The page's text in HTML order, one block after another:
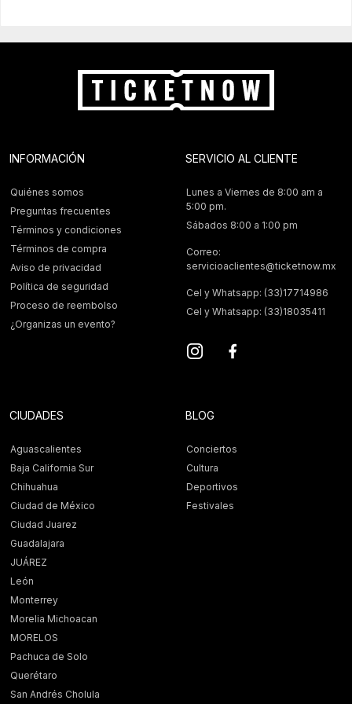
INFORMACIÓN
Quiénes somos
Preguntas frecuentes
Términos y condiciones
Términos de compra
Aviso de privacidad
Política de seguridad
Proceso de reembolso
¿Organizas un evento?
SERVICIO AL CLIENTE
Lunes a Viernes de 8:00 am a
5:00 pm.
Sábados 8:00 a 1:00 pm
Correo:
servicioaclientes@ticketnow.mx
Cel y Whatsapp: (33)17714986
Cel y Whatsapp: (33)18035411
CIUDADES
Aguascalientes
Baja California Sur
Chihuahua
Ciudad de México
Ciudad Juarez
Guadalajara
JUÁREZ
León
Monterrey
Morelia Michoacan
MORELOS
Pachuca de Solo
Querétaro
San Andrés Cholula
BLOG
Conciertos
Cultura
Deportivos
Festivales